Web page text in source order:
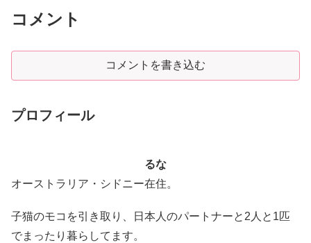
コメント
コメントを書き込む
プロフィール
るな
オーストラリア・シドニー在住。
子猫のモコを引き取り、日本人のパートナーと2人と1匹
でまったり暮らしてます。